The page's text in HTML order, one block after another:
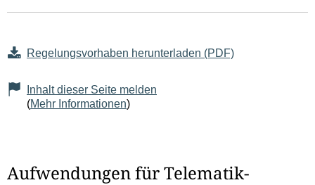
Regelungsvorhaben herunterladen (PDF)
Inhalt dieser Seite melden
(Mehr Informationen)
Aufwendungen für Telematik-